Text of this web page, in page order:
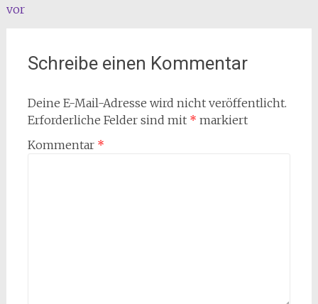
vor
Schreibe einen Kommentar
Deine E-Mail-Adresse wird nicht veröffentlicht.
Erforderliche Felder sind mit * markiert
Kommentar *